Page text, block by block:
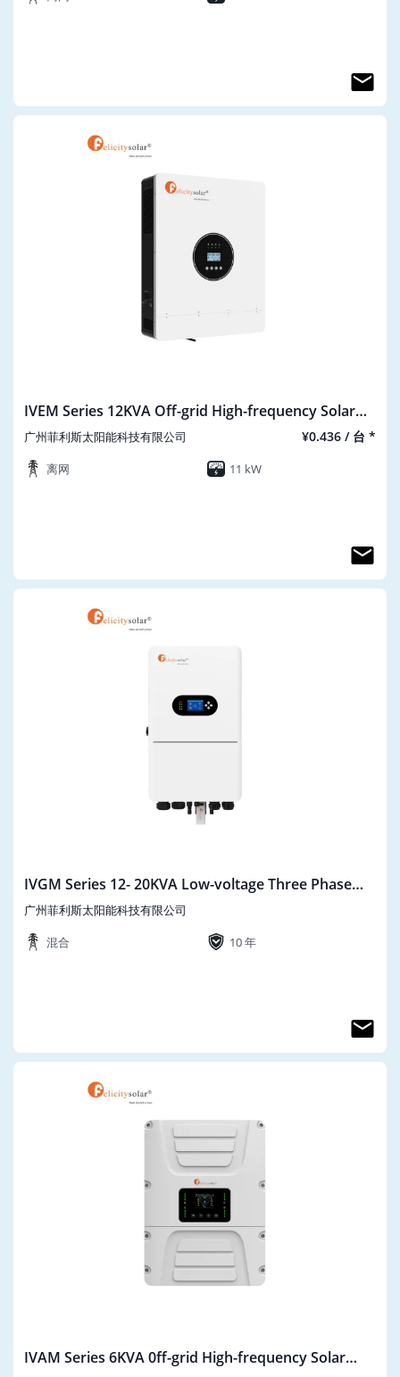
IVEM Series 12KVA Off-grid High-frequency Solar
lnverter IVEM12048-II
广州菲利斯太阳能科技有限公司 ¥0.436 / 台 *
离网 11 kW
IVGM Series 12- 20KVA Low-voltage Three Phase
IVGM12-20KLP3G1
广州菲利斯太阳能科技有限公司
混合
10 年
IVAM Series 6KVA 0ff-grid High-frequency Solar